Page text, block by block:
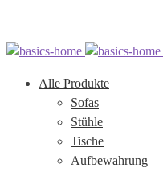
Zur
springen
Zum
springenAlle Produkte
Sofas
Stühle
Tische
Aufbewahrung